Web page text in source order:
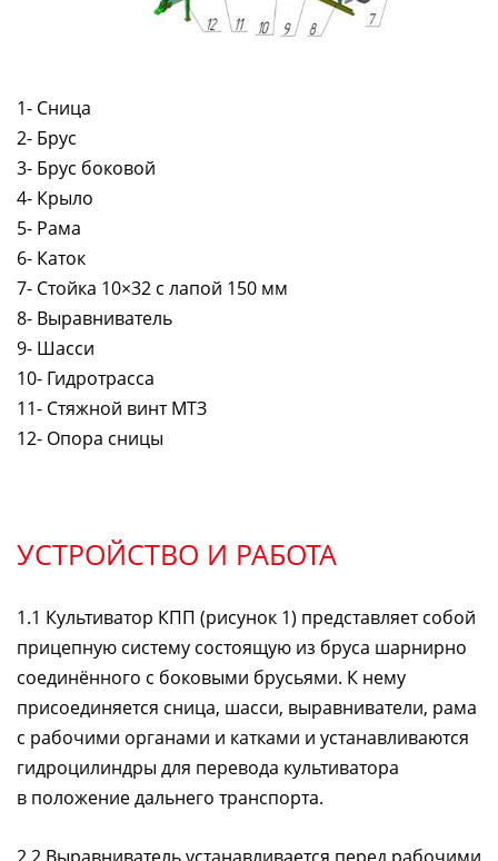
1- Сница
2- Брус
3- Брус боковой
4- Крыло
5- Рама
6- Каток
7- Стойка 10×32 с лапой 150 мм
8- Выравниватель
9- Шасси
10- Гидротрасса
11- Стяжной винт МТЗ
12- Опора сницы
УСТРОЙСТВО И РАБОТА
1.1 Культиватор КПП (рисунок 1) представляет собой
прицепную систему состоящую из бруса шарнирно
соединённого с боковыми брусьями. К нему
присоединяется сница, шасси, выравниватели, рама
с рабочими органами и катками и устанавливаются
гидроцилиндры для перевода культиватора
в положение дальнего транспорта.